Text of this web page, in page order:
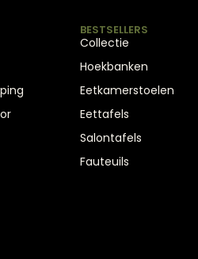
BESTSELLERS
Collectie
Hoekbanken
Eetkamerstoelen
Eettafels
Salontafels
Fauteuils